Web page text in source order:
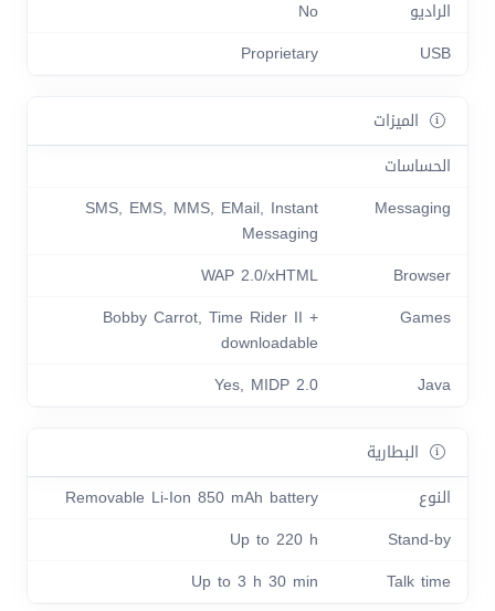
الراديو
No
USB
Proprietary
الميزات
الحساسات
Messaging
SMS, EMS, MMS, EMail, Instant
Messaging
Browser
WAP 2.0/xHTML
Games
Bobby Carrot, Time Rider II +
downloadable
Java
Yes, MIDP 2.0
البطارية
النوع
Removable Li-Ion 850 mAh battery
Stand-by
Up to 220 h
Talk time
Up to 3 h 30 min